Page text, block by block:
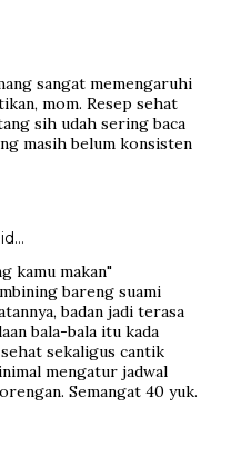
sangat memengaruhi
mom. Resep sehat
sih udah sering baca
masih belum konsisten
kamu makan"
bareng suami
badan jadi terasa
bala-bala itu kada
sekaligus cantik
mengatur jadwal
Semangat 40 yuk.